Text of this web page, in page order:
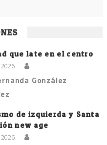
que late en el centro
González
de izquierda y Santa
new age